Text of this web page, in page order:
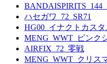
ハセガワ_72_SR71
HG00_イナクトカスタ
MENG_WWT_ピンク
AIRFIX_72_零戦
MENG_WWT_クリス